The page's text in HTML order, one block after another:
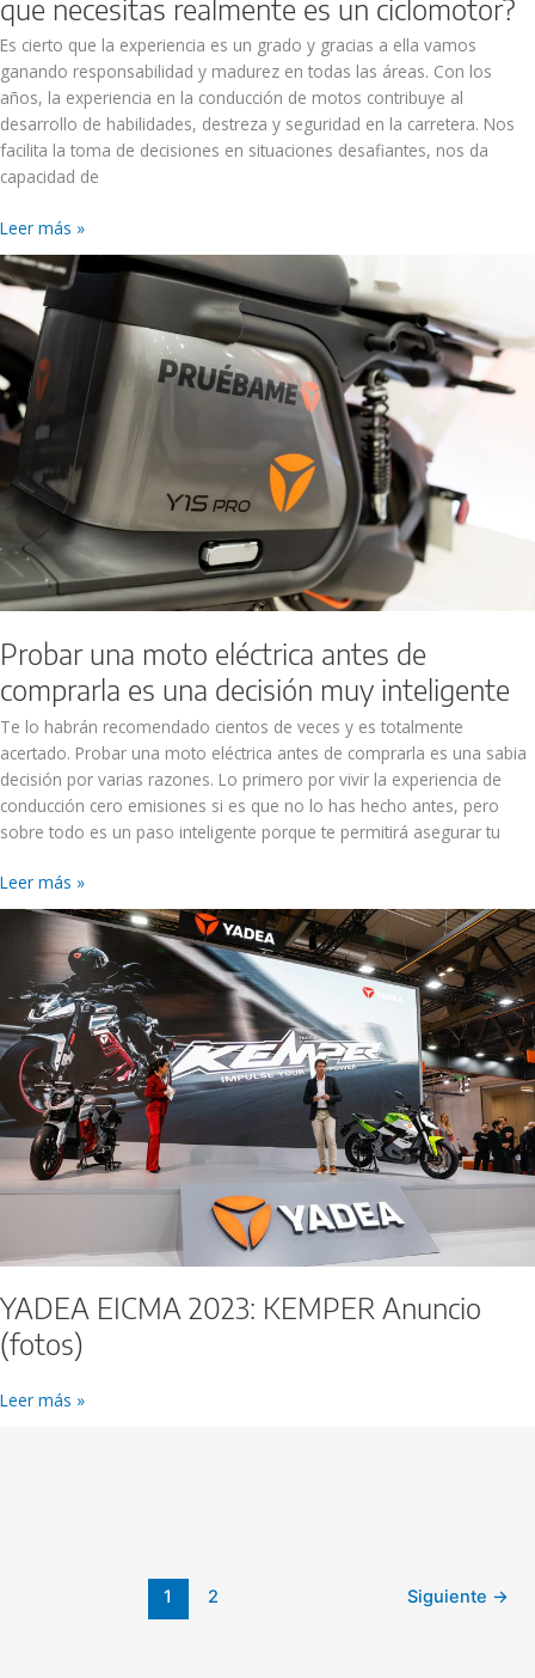
que necesitas realmente es un ciclomotor?
Es cierto que la experiencia es un grado y gracias a ella vamos
ganando responsabilidad y madurez en todas las áreas. Con los
años, la experiencia en la conducción de motos contribuye al
desarrollo de habilidades, destreza y seguridad en la carretera. Nos
facilita la toma de decisiones en situaciones desafiantes, nos da
capacidad de
Leer más »
Probar una moto eléctrica antes de
comprarla es una decisión muy inteligente
Te lo habrán recomendado cientos de veces y es totalmente
acertado. Probar una moto eléctrica antes de comprarla es una sabia
decisión por varias razones. Lo primero por vivir la experiencia de
conducción cero emisiones si es que no lo has hecho antes, pero
sobre todo es un paso inteligente porque te permitirá asegurar tu
Probar
una
moto
eléctrica
antes
de
comprarla
es
una
decisión
inteligente
Leer más »
YADEA EICMA 2023: KEMPER Anuncio
(fotos)
YADEA
KEMPER
Anuncio
(fotos)
Leer más »
1 2 Siguiente →